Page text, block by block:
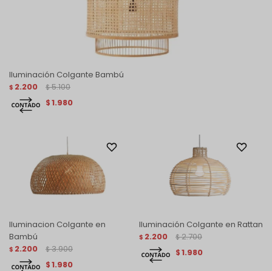
Iluminación Colgante Bambú
$ 2.200 $ 5.100
$1.980
Iluminacion Colgante en
Bambú
$ 2.200 $ 3.900
$1.980
Iluminación Colgante en Rattan
$ 2.200 $ 2.700
$1.980